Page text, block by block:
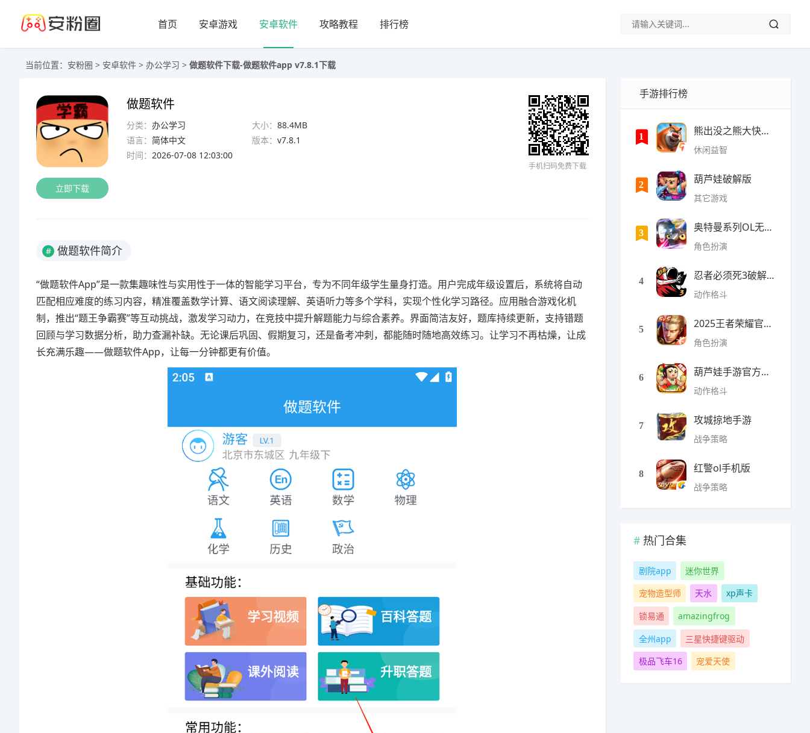
首页 安卓游戏 安卓软件 攻略教程 排行榜
当前位置： 安粉圈 > 安卓软件 > 办公学习 > 做题软件下载-做题软件app v7.8.1下载
立即下载
做题软件
分类： 办公学习 大小： 88.4MB
语言： 简体中文 版本： v7.8.1
时间： 2026-07-08 12:03:00
手机扫码免费下载
# 做题软件简介
“做题软件App”是一款集趣味性与实用性于一体的智能学习平台，专为不同年级学生量身打造。用户完成年级设置后，系统将自动
匹配相应难度的练习内容，精准覆盖数学计算、语文阅读理解、英语听力等多个学科，实现个性化学习路径。应用融合游戏化机
制，推出“题王争霸赛”等互动挑战，激发学习动力，在竞技中提升解题能力与综合素养。界面简洁友好，题库持续更新，支持错题
回顾与学习数据分析，助力查漏补缺。无论课后巩固、假期复习，还是备考冲刺，都能随时随地高效练习。让学习不再枯燥，让成
长充满乐趣——做题软件App，让每一分钟都更有价值。
手游排行榜
1 熊出没之熊大快跑内购破
休闲益智
2 葫芦娃破解版
其它游戏
3 奥特曼系列OL无限光元(9
角色扮演
4 忍者必须死3破解版无限勾
动作格斗
5 2025王者荣耀官方全服版本
角色扮演
6 葫芦娃手游官方最新版
动作格斗
7 攻城掠地手游
战争策略
8 红警ol手机版
战争策略
热门合集
剧院app
迷你世界
宠物造型师
天水
xp声卡
锁易通
amazingfrog
全州app
三星快捷键驱动
极品飞车16
宠爱天使